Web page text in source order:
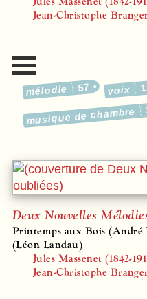
Jean-Christophe
mélodie 57 voix
musique de chambre
Deux Nouvelles
Printemps aux Bois
(Léon Landau)
Jules Massenet (1842-
Jean-Christophe